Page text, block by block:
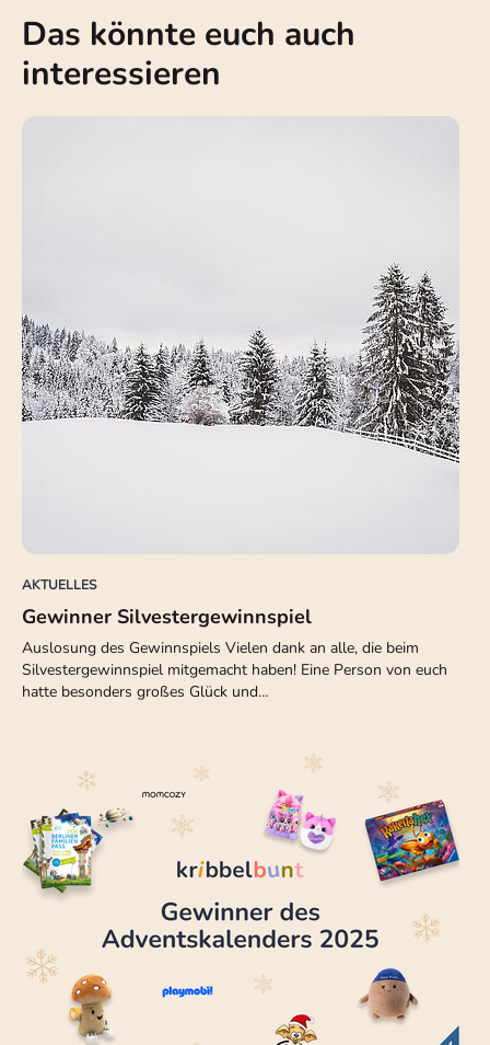
Das könnte euch auch
interessieren
AKTUELLES
Gewinner Silvestergewinnspiel
Auslosung des Gewinnspiels Vielen dank an alle, die beim
Silvestergewinnspiel mitgemacht haben! Eine Person von euch
hatte besonders großes Glück und…